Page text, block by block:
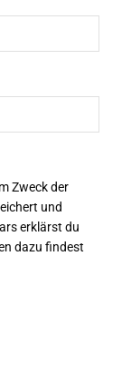
Zweck der
und
erklärst du
dazu findest